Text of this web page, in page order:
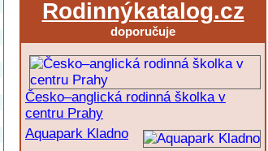
Rodinnýkatalog.cz
doporučuje
Česko–anglická rodinná školka v
centru Prahy
Aquapark Kladno